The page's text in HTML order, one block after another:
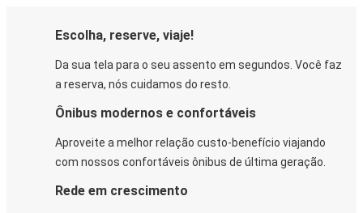
Escolha, reserve, viaje!
Da sua tela para o seu assento em segundos. Você faz
a reserva, nós cuidamos do resto.
Ônibus modernos e confortáveis
Aproveite a melhor relação custo-benefício viajando
com nossos confortáveis ônibus de última geração.
Rede em crescimento